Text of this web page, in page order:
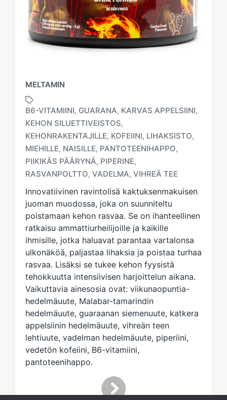
MELTAMIN
a
g
g
d
w
i
t
h
B6-VITAMIINI, GUARANA, KARVAS APPELSIINI,
KEHON SILUETTIVEISTOS,
KEHONRAKENTAJILLE, KOFEIINI, LIHAKSISTO,
MIEHILLE, NAISILLE, PANTOTEENIHAPPO,
PIIKIKÄS PÄÄRYNÄ, PIPERINE,
RASVANPOLTTO, VADELMA, VIHREÄ TEE
Innovatiivinen ravintolisä kaktuksenmakuisen
juoman muodossa, joka on suunniteltu
poistamaan kehon rasvaa. Se on ihanteellinen
ratkaisu ammattiurheilijoille ja kaikille
ihmisille, jotka haluavat parantaa vartalonsa
ulkonäköä, paljastaa lihaksia ja poistaa turhaa
rasvaa. Lisäksi se tukee kehon fyysistä
tehokkuutta intensiivisen harjoittelun aikana.
Vaikuttavia ainesosia ovat: viikunaopuntia-
hedelmäuute, Malabar-tamarindin
hedelmäuute, guaraanan siemenuute, katkera
appelsiinin hedelmäuute, vihreän teen
lehtiuute, vadelman hedelmäuute, piperiini,
vedetön kofeiini, B6-vitamiini,
pantoteenihappo.